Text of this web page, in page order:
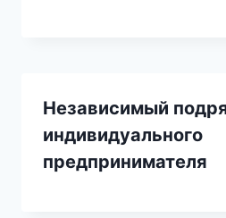
Независимый
индивидуального
предпринимателя